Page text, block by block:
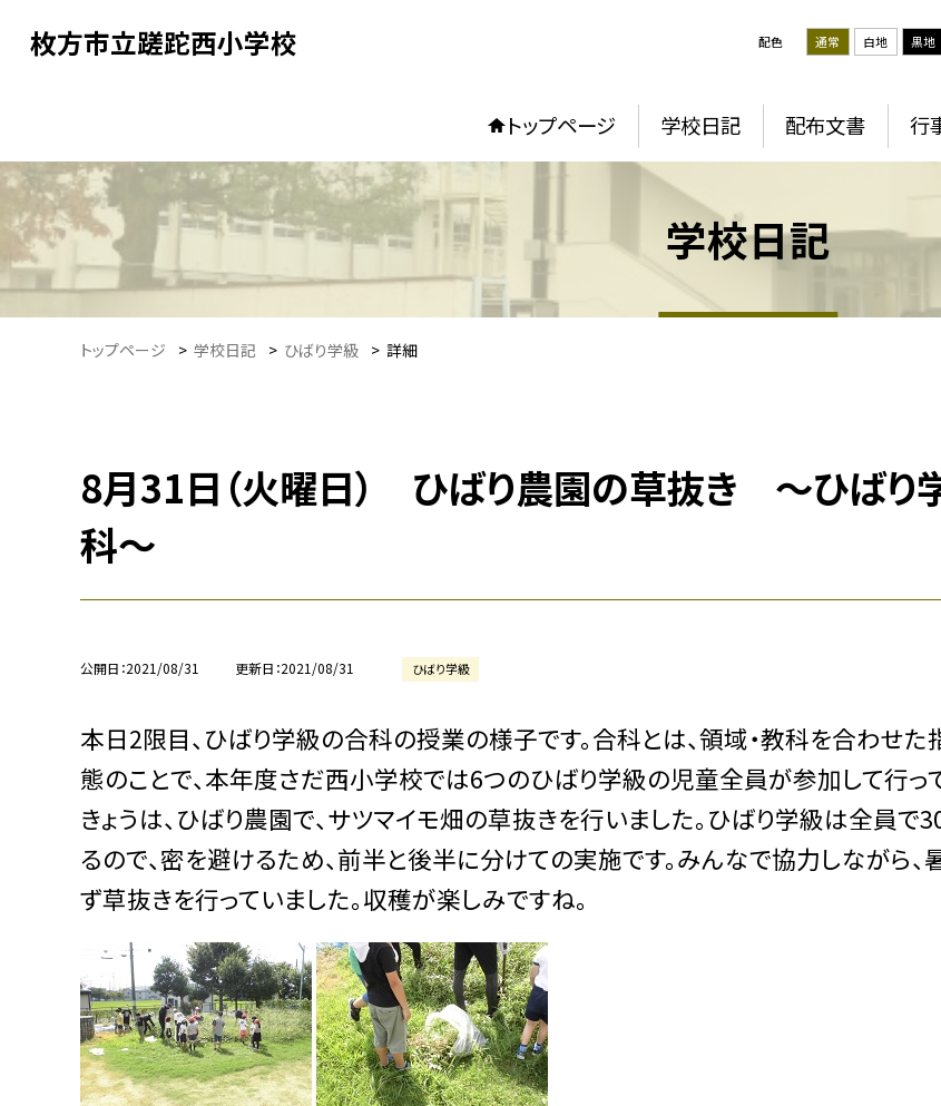
枚方市立蹉跎西小学校 配色 通常 白地 黒地
トップページ 学校日記 配布文書 行
学校日記
トップページ > 学校日記 > ひばり学級 > 詳細
8月31日（火曜日） ひばり農園の草抜き 〜ひばり
科〜
公開日 2021/08/31 更新日 2021/08/31 ひばり学級
本日2限目、ひばり学級の合科の授業の様子です。合科とは、領域・教科を合わせた
態のことで、本年度さだ西小学校では6つのひばり学級の児童全員が参加して行って
きょうは、ひばり農園で、サツマイモ畑の草抜きを行いました。ひばり学級は全員で
るので、密を避けるため、前半と後半に分けての実施です。みんなで協力しながら、
ず草抜きを行っていました。収穫が楽しみですね。